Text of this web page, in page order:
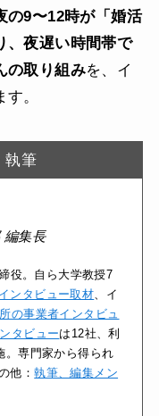
の9〜12時が「婚活
、夜遅い時間帯で
の取り組みを、イ
。
執筆
編集長
役。自ら大学教授7
インタビュー取材、イ
の事業者インタビュ
タビューは12社、利
。専門家から得られ
他：執筆、編集メン